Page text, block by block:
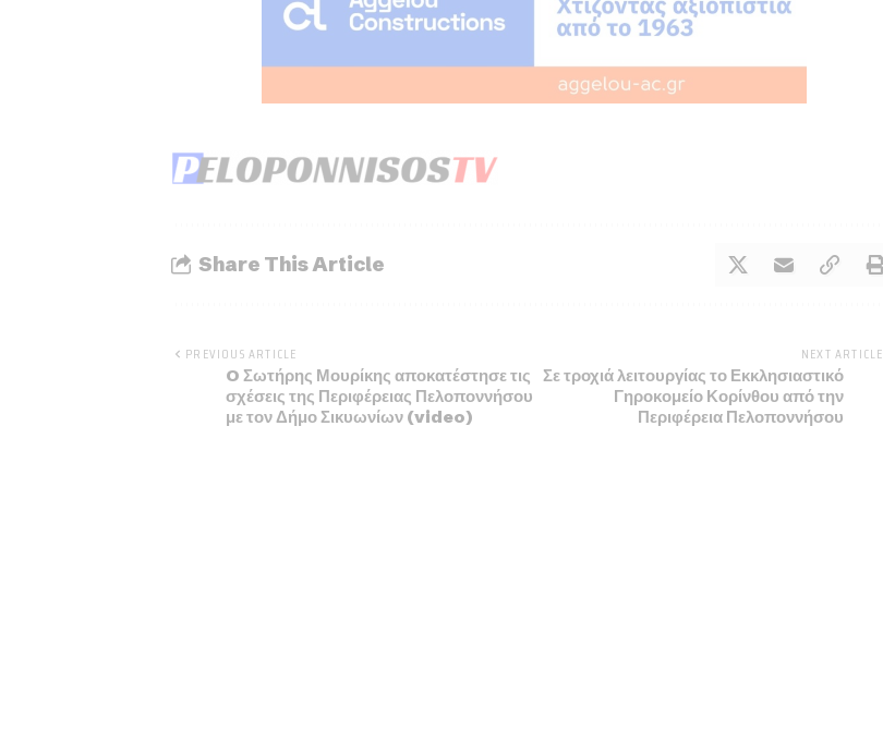
Share This Article
PREVIOUS ARTICLE
O Σωτήρης Μουρίκης αποκατέστησε τις
σχέσεις της Περιφέρειας Πελοποννήσου
με τον Δήμο Σικυωνίων (video)
NEXT ARTICLE
Σε τροχιά λειτουργίας το Εκκλησιαστικό
Γηροκομείο Κορίνθου από την
Περιφέρεια Πελοποννήσου